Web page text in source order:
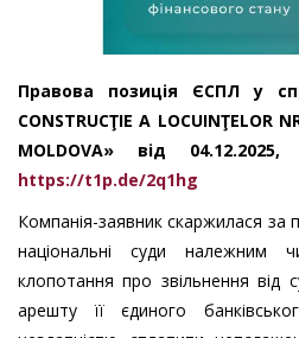
Правова позиція ЄСПЛ у
CONSTRUCŢIE A LOCUINŢELOR
MOLDOVA» від
https://t1p.de/2q1hg
Компанія-заявник скаржилася за
національні суди належним
клопотання про звільнення від
арешту її єдиного